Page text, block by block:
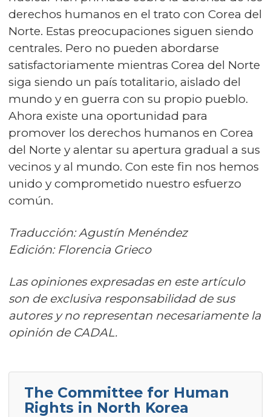
derechos humanos en el trato con Corea del
Norte. Estas preocupaciones siguen siendo
centrales. Pero no pueden abordarse
satisfactoriamente mientras Corea del Norte
siga siendo un país totalitario, aislado del
mundo y en guerra con su propio pueblo.
Ahora existe una oportunidad para
promover los derechos humanos en Corea
del Norte y alentar su apertura gradual a sus
vecinos y al mundo. Con este fin nos hemos
unido y comprometido nuestro esfuerzo
común.
Traducción: Agustín Menéndez
Edición: Florencia Grieco
Las opiniones expresadas en este artículo
son de exclusiva responsabilidad de sus
autores y no representan necesariamente la
opinión de CADAL.
The Committee for Human
Rights in North Korea